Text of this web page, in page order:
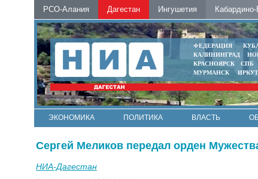
РСО-Алания Дагестан Ингушетия
ФЕДЕРАЦИЯ
КАЛИНИНГРАД
КРАСНОЯРСК
СПБ
МУРМАНСК
ЭКОНОМИКА ПОЛИТИКА ВЛАСТЬ
Сергей Меликов передал орден
НИА-Дагестан